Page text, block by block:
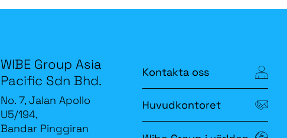
WIBE Group Asia
Pacific Sdn Bhd.
No. 7, Jalan Apollo
U5/194,
Bandar Pinggiran
Kontakta oss
Huvudkontoret